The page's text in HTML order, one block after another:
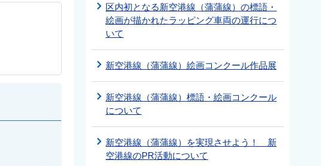
区内初となる新空港線（蒲蒲線）の標語・
絵画が描かれたラッピング車両の運行につ
いて
新空港線（蒲蒲線）絵画コンクール作品展
新空港線（蒲蒲線）標語・絵画コンクール
について
新空港線（蒲蒲線）を実現させよう！ 新
空港線のPR活動について